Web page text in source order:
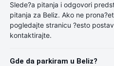
Slede?a pitanja i odgovori
pitanja za Beliz. Ako ne
pogledajte stranicu ?esto
kontaktirajte.
Gde da parkiram u Beliz?